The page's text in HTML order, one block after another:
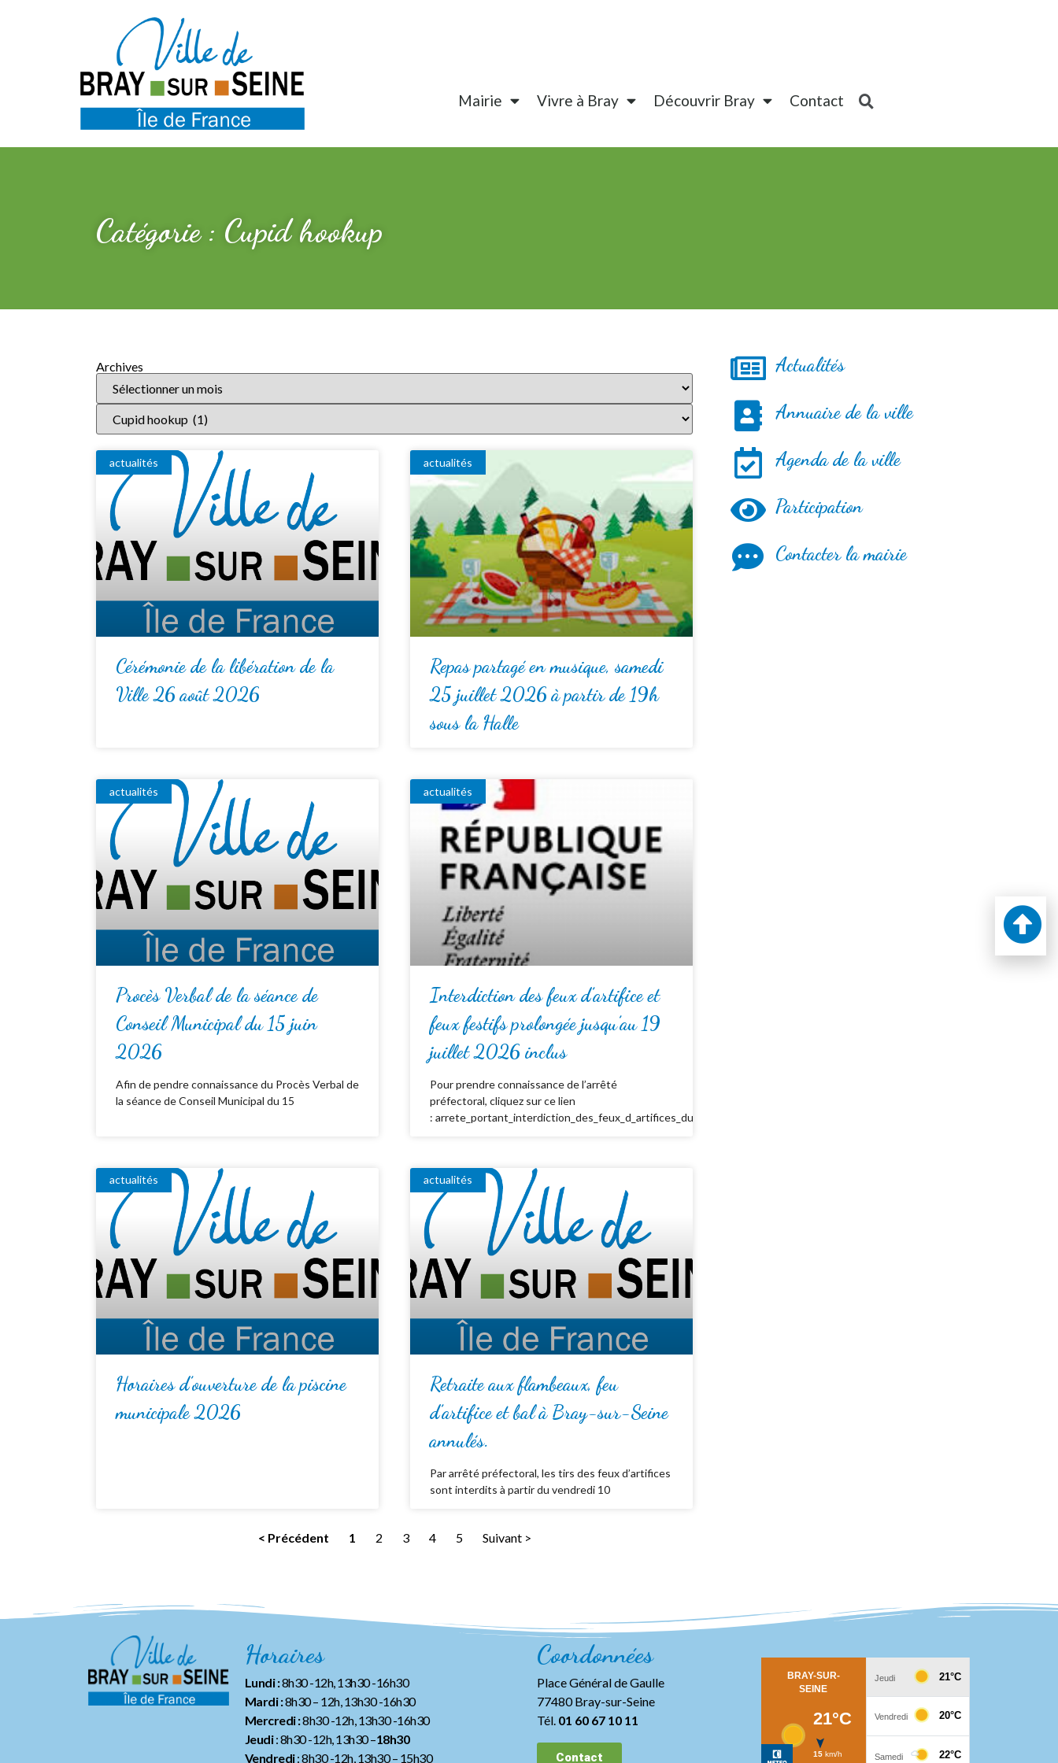
Mairie Vivre à Bray Découvrir Bray Contact
Catégorie : Cupid hookup
Archives
actualités
Cérémonie de la libération de la
Ville 26 août 2026
actualités
Repas partagé en musique, samedi
25 juillet 2026 à partir de 19h
sous la Halle
actualités
Procès Verbal de la séance de
Conseil Municipal du 15 juin
2026
Afin de pendre connaissance du Procès Verbal de
la séance de Conseil Municipal du 15
actualités
Interdiction des feux d’artifice et
feux festifs prolongée jusqu’au 19
juillet 2026 inclus
Pour prendre connaissance de l’arrêté
préfectoral, cliquez sur ce lien
: arrete_portant_interdiction_des_feux_d_artifices_du_15_au_19_juillet_2026
actualités
Horaires d’ouverture de la piscine
municipale 2026
actualités
Retraite aux flambeaux, feu
d’artifice et bal à Bray-sur-Seine
annulés.
Par arrêté préfectoral, les tirs des feux d’artifices
sont interdits à partir du vendredi 10
< Précédent 1 2 3 4 5 Suivant >
Actualités
Annuaire de la ville
Agenda de la ville
Participation
Contacter la mairie
Horaires
Lundi :8h30 -12h, 13h30 -16h30
Mardi :8h30 – 12h, 13h30 -16h30
Mercredi :8h30 -12h, 13h30 -16h30
Jeudi: 8h30 -12h, 13h30 –18h30
Vendredi: 8h30 -12h, 13h30– 15h30
Coordonnées
Place Général de Gaulle
77480 Bray-sur-Seine
Tél. 01 60 67 10 11
Contact